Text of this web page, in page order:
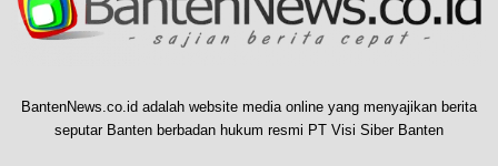
BantenNews.co.id adalah website media online yang menyajikan berita
seputar Banten berbadan hukum resmi PT Visi Siber Banten